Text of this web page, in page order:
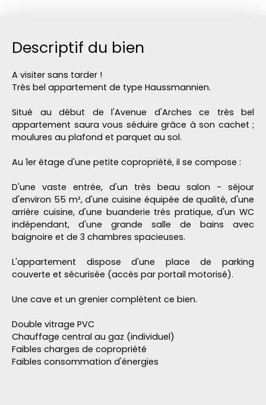
Descriptif du bien
A visiter sans tarder !
Très bel appartement de type Haussmannien.
Situé au début de l'Avenue d'Arches ce très bel
appartement saura vous séduire grâce à son cachet ;
moulures au plafond et parquet au sol.
Au 1er étage d'une petite copropriété, il se compose :
D'une vaste entrée, d'un très beau salon - séjour
d'environ 55 m², d'une cuisine équipée de qualité, d'une
arrière cuisine, d'une buanderie très pratique, d'un WC
indépendant, d'une grande salle de bains avec
baignoire et de 3 chambres spacieuses.
L'appartement dispose d'une place de parking
couverte et sécurisée (accès par portail motorisé).
Une cave et un grenier complètent ce bien.
Double vitrage PVC
Chauffage central au gaz (individuel)
Faibles charges de copropriété
Faibles consommation d'énergies